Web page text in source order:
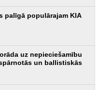
palīgā populārajam KIA
uz nepieciešamību
un ballistiskās